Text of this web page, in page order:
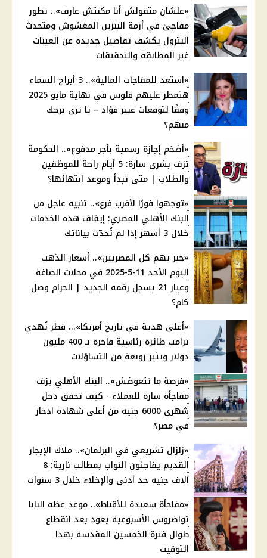
«علشان متقولش أنا مكنتش عارف».. تطور
مفاجئ في أزمة البنزين المغشوش ومتحدث
البترول يكشف تفاصيل جديدة عن العينات
غير المطابقة والتحقيقات
«استعد للمفاجآت المالية».. 3 أبراج السماء
هتمطر عليهم فلوس في نهاية مايو 2025
وفقًا لتوقعات عبير فؤاد – يا ترى برجك
منهم؟
«أضخم إجازة رسمية بأجر مدفوع».. الحكومة
تزف بشرى سارة: 5 أيام راحة للموظفين
والطلاب | متى تبدأ وموعد انتهائها؟
«توجهوا فورًا لأقرب فرع».. تنبيه عاجل من
البنك الأهلي المصري: إيقاف هذه الخدمات
خلال 3 أشهر إذا لم تُحدّث بياناتك
«خبر يهم كل المصريين».. أسعار الذهب
اليوم الأحد 11-5-2025 في محلات الصاغة
وعيار 21 يسجل رقمه الجديد | الجرام وصل
كام؟
«أغلى هدية في تاريخ أمريكا»... قطر تُهدي
ترامب طائرة رئاسية فاخرة بـ 400 مليون
دولار وتثير زوبعة من التساؤلات
«فرصة ما تتعوضش».. البنك الأهلي يزف
مفاجأة سارة للعملاء - كيف تحقق دخل
شهري 6000 جنيه من أعلى شهادة ادخار
في مصر؟
«زلزال تشريعي في البرلمان».. ملاك الإيجار
القديم يفاجئون النواب بمطالب نارية: 8
آلاف جنيه حد أدنى والإخلاء خلال 3 سنوات
«مفاجأة سعيدة للأقباط».. موعد عظة البابا
تواضروس الأسبوعية يعود بعد انقطاع
طوال فترة الخمسين المقدسة بهذا
التوقيت